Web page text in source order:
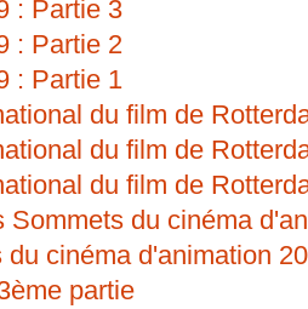
: Partie 3
: Partie 2
: Partie 1
du film de
du film de
du film de
Sommets du cinéma
du cinéma d'animation
partie